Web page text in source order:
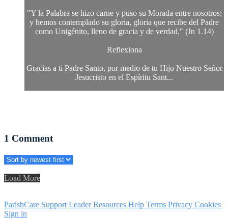
"Y la Palabra se hizo carne y puso su Morada entre nosotros;
y hemos contemplado su gloria, gloria que recibe del Padre
como Unigénito, lleno de gracia y de verdad." (Jn 1.14)
Reflexiona
Gracias a ti Padre Santo, por medio de tu Hijo Nuestro Señor
Jesucristo en el Espíritu Sant...
1 Comment
Load More
ParishCare Support Leader Resources Help Terms Privacy Cookies
Sign in